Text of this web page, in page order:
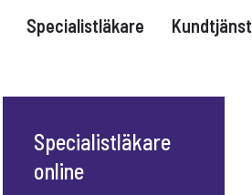
Specialistläkare Kundtjänst
Specialistläkare
online